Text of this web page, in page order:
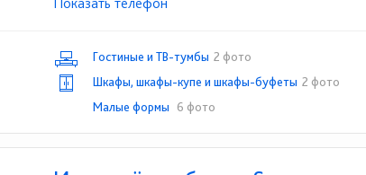
☎+7 (495) 542-81-67
Гостиные и ТВ-тумбы 2 фото
Шкафы, шкафы-купе и шкафы-буфеты 2 фото
Малые формы
6 фото